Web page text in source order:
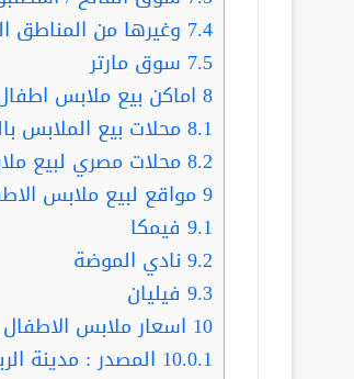
7.4 وغيرها من المناطق
7.5 سوق مارتر
8 اماكن بيع ملابس
8.1محلات بيع الملابس
8.2محلات مصري لبيع
9مواقع لبيع ملابس
9.1 فيمكا
9.2 نادي الموضة
9.3 فيليان
10 اسعار ملابس
10.0.1 المصدر : مدينة